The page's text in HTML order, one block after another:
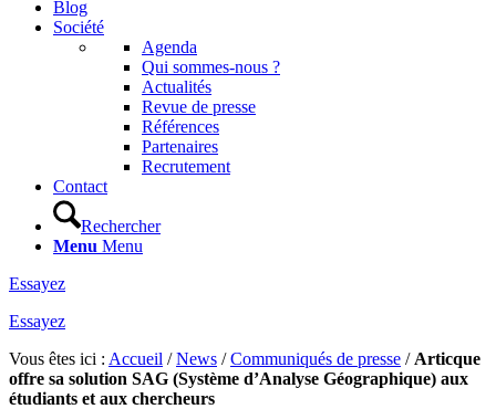
Blog
Société
Agenda
Qui sommes-nous ?
Actualités
Revue de presse
Références
Partenaires
Recrutement
Contact
Rechercher
Menu Menu
Essayez
Essayez
Vous êtes ici : Accueil /News /Communiqués de presse / Articque
offre sa solution SAG (Système d’Analyse Géographique) aux
étudiants et aux chercheurs